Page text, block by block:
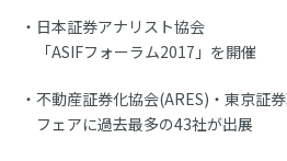
日本証券アナリスト協会
「ASIFフォーラム2017」を開催
不動産証券化協会(ARES)・東京証
フェアに過去最多の43社が出展